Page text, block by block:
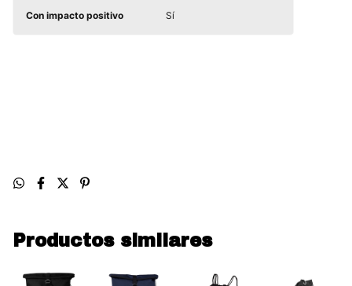
Con impacto positivo Sí
Productos similares